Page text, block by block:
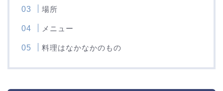
場所
メニュー
料理はなかなかのもの